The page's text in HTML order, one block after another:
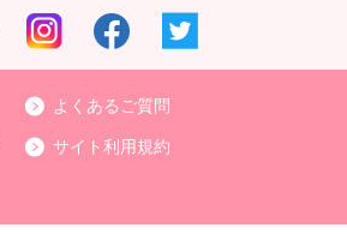
よくあるご質問
サイト利用規約